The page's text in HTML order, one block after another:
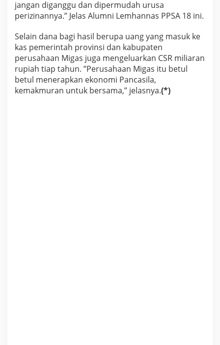
jangan diganggu dan dipermudah urusa
perizinannya.” Jelas Alumni Lemhannas PPSA 18 ini.
Selain dana bagi hasil berupa uang yang masuk ke
kas pemerintah provinsi dan kabupaten
perusahaan Migas juga mengeluarkan CSR miliaran
rupiah tiap tahun. ”Perusahaan Migas itu betul
betul menerapkan ekonomi Pancasila,
kemakmuran untuk bersama,” jelasnya.(*)